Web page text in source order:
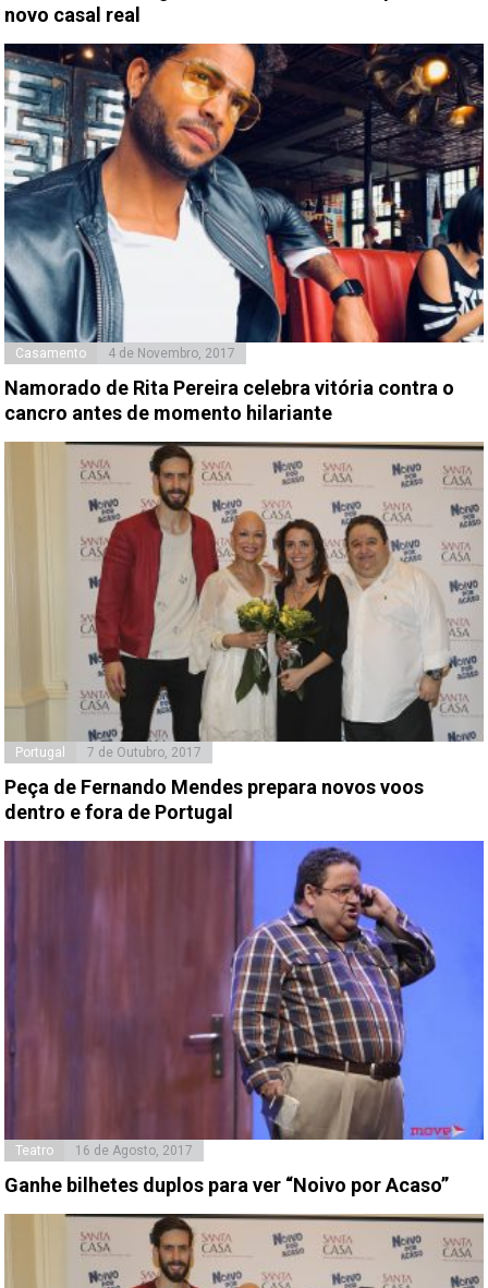
novo casal real
Casamento 4 de Novembro, 2017
Namorado de Rita Pereira celebra vitória contra o
cancro antes de momento hilariante
Portugal 7 de Outubro, 2017
Peça de Fernando Mendes prepara novos voos
dentro e fora de Portugal
Teatro 16 de Agosto, 2017
Ganhe bilhetes duplos para ver “Noivo por Acaso”